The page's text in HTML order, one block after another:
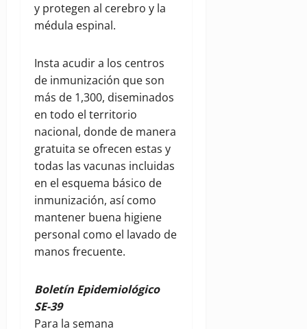
y protegen al cerebro y la
médula espinal.
Insta acudir a los centros
de inmunización que son
más de 1,300, diseminados
en todo el territorio
nacional, donde de manera
gratuita se ofrecen estas y
todas las vacunas incluidas
en el esquema básico de
inmunización, así como
mantener buena higiene
personal como el lavado de
manos frecuente.
Boletín Epidemiológico
SE-39
Para la semana